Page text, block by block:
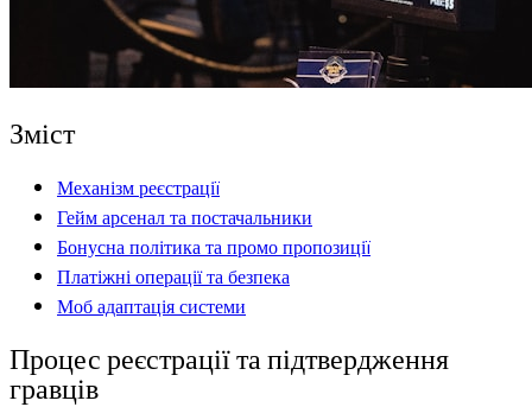
Зміст
Механізм реєстраціï
Гейм арсенал та постачальники
Бонусна політика та промо пропозиціï
Платіжні операції та безпека
Моб адаптація системи
Процес реєстрації та підтвердження
гравців